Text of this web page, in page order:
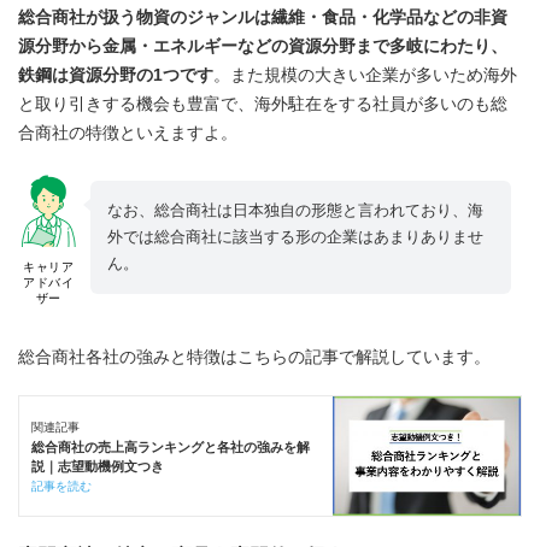
総合商社が扱う物資のジャンルは繊維・食品・化学品などの非資
源分野から金属・エネルギーなどの資源分野まで多岐にわたり、
鉄鋼は資源分野の1つです。また規模の大きい企業が多いため海外
と取り引きする機会も豊富で、海外駐在をする社員が多いのも総
合商社の特徴といえますよ。
キャリア
アドバイ
ザー
なお、総合商社は日本独自の形態と言われており、海
外では総合商社に該当する形の企業はあまりありませ
ん。
総合商社各社の強みと特徴はこちらの記事で解説しています。
関連記事
総合商社の売上高ランキングと各社の強みを解
説｜志望動機例文つき
記事を読む